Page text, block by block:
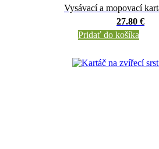
Vysávací a mopovací
27.80 €
Pridať do košíka